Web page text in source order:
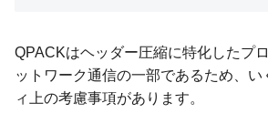
QPACKはヘッダー圧縮に特化したプ
ットワーク通信の一部であるため、
ィ上の考慮事項があります。